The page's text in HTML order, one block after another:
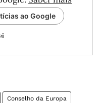
ao Google
Conselho da Europa